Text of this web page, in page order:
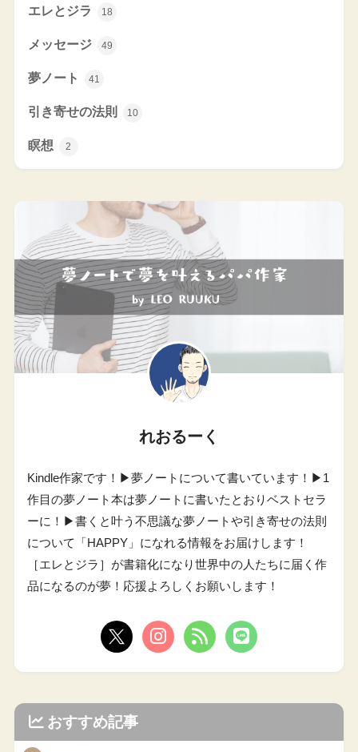
エレとジラ 18
メッセージ 49
夢ノート 41
引き寄せの法則 10
瞑想 2
れおるーく
Kindle作家です！▶︎夢ノートについて書いています！▶︎1
作目の夢ノート本は夢ノートに書いたとおりベストセラ
ーに！▶︎書くと叶う不思議な夢ノートや引き寄せの法則
について「HAPPY」になれる情報をお届けします！
［エレとジラ］が書籍化になり世界中の人たちに届く作
品になるのが夢！応援よろしくお願いします！
おすすめ記事